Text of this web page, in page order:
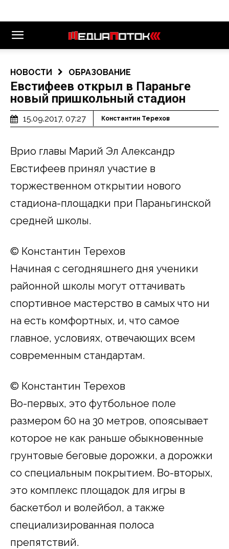
НОВОСТИ ОБРАЗОВАНИЕ
Евстифеев открыл в Параньге
новый пришкольный стадион
15.09.2017, 07:27 Константин Терехов
Врио главы Марий Эл Александр
Евстифеев принял участие в
торжественном открытии нового
стадиона-площадки при Параньгинской
средней школы.
© Константин Терехов
Начиная с сегодняшнего дня ученики
районной школы могут оттачивать
спортивное мастерство в самых что ни
на есть комфортных, и, что самое
главное, условиях, отвечающих всем
современным стандартам.
© Константин Терехов
Во-первых, это футбольное поле
размером 60 на 30 метров, опоясывает
которое не как раньше обыкновенные
грунтовые беговые дорожки, а дорожки
со специальным покрытием. Во-вторых,
это комплекс площадок для игры в
баскетбол и волейбол, а также
специализированная полоса
препятствий.